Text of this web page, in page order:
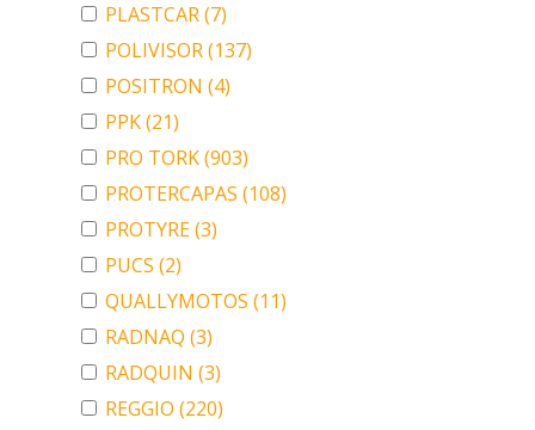
PLASTCAR(7)
POLIVISOR(137)
POSITRON (4)
PPK(21)
PRO TORK(903)
PROTERCAPAS (108)
PROTYRE(3)
PUCS (2)
QUALLYMOTOS (11)
RADNAQ (3)
RADQUIN (3)
REGGIO (220)